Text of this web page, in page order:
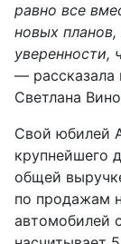
равно все
новых
уверенности,
—
Светлана
Свой юбилей
крупнейшего
общей
по продажам
автомобилей